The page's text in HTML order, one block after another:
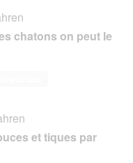
chatons on peut le
et tiques par